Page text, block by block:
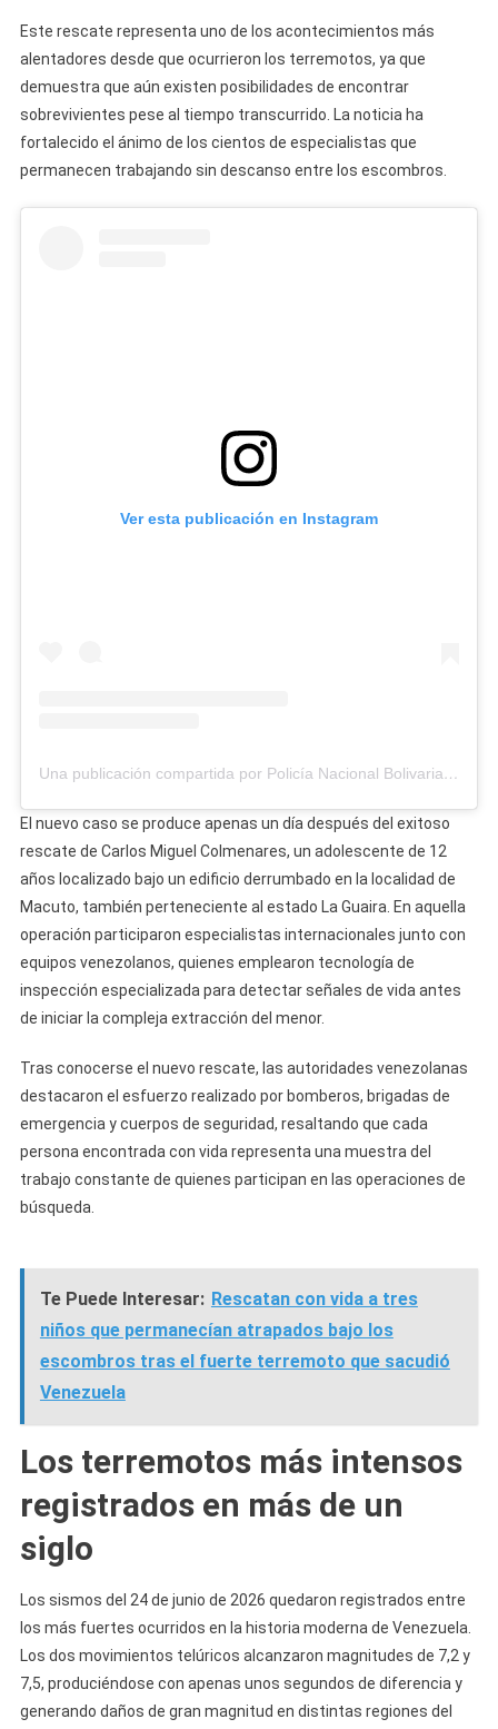
Venezuela
Este rescate representa uno de los acontecimientos más
alentadores desde que ocurrieron los terremotos, ya que
demuestra que aún existen posibilidades de encontrar
sobrevivientes pese al tiempo transcurrido. La noticia ha
fortalecido el ánimo de los cientos de especialistas que
permanecen trabajando sin descanso entre los escombros.
Ver esta publicación en Instagram
Una publicación compartida por Policía Nacional Bolivariana | DAET (@pnbdaet)
El nuevo caso se produce apenas un día después del exitoso
rescate de Carlos Miguel Colmenares, un adolescente de 12
años localizado bajo un edificio derrumbado en la localidad de
Macuto, también perteneciente al estado La Guaira. En aquella
operación participaron especialistas internacionales junto con
equipos venezolanos, quienes emplearon tecnología de
inspección especializada para detectar señales de vida antes
de iniciar la compleja extracción del menor.
Tras conocerse el nuevo rescate, las autoridades venezolanas
destacaron el esfuerzo realizado por bomberos, brigadas de
emergencia y cuerpos de seguridad, resaltando que cada
persona encontrada con vida representa una muestra del
trabajo constante de quienes participan en las operaciones de
búsqueda.
Te Puede Interesar: Rescatan con vida a tres
niños que permanecían atrapados bajo los
escombros tras el fuerte terremoto que sacudió
Venezuela
Los terremotos más intensos
registrados en más de un
siglo
Los sismos del 24 de junio de 2026 quedaron registrados entre
los más fuertes ocurridos en la historia moderna de Venezuela.
Los dos movimientos telúricos alcanzaron magnitudes de 7,2 y
7,5, produciéndose con apenas unos segundos de diferencia y
generando daños de gran magnitud en distintas regiones del